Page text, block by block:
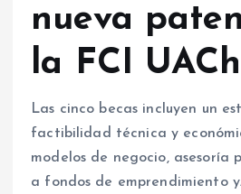
nueva
la FCI UACh
Las cinco becas incluyen un
factibilidad técnica y
modelos de negocio, asesoría
a fondos de emprendimiento